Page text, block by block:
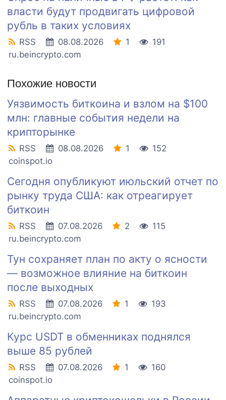
власти будут продвигать цифровой
рубль в таких условиях
RSS 08.08.2026 1
191
ru.beincrypto.com
Похожие новости
Уязвимость биткоина и взлом на $100
млн: главные события недели на
крипторынке
RSS 08.08.2026 1
152
coinspot.io
Сегодня опубликуют июльский отчет по
рынку труда США: как отреагирует
биткоин
RSS 07.08.2026 2
115
ru.beincrypto.com
Тун сохраняет план по акту о ясности
— возможное влияние на биткоин
после выходных
RSS 07.08.2026 1
193
ru.beincrypto.com
Курс USDT в обменниках поднялся
выше 85 рублей
RSS 07.08.2026 1
160
coinspot.io